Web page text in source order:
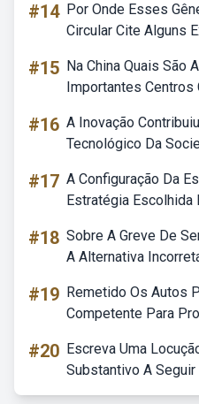
#14 Por Onde Esses
Circular Cite Alguns
#15 Na China Quais São
Importantes Centros
#16 A Inovação
Tecnológico Da
#17 A Configuração Da
Estratégia Escolhida
#18 Sobre A Greve De
A Alternativa
#19 Remetido Os Autos
Competente Para
#20 Escreva Uma
Substantivo A